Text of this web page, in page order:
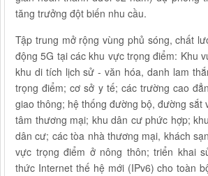
tăng trưởng đột biến nhu cầu.
Tập trung mở rộng vùng phủ sóng, chất
động 5G tại các khu vực trọng điểm: Khu
khu di tích lịch sử - văn hóa, danh lam
trọng điểm; cơ sở y tế; các trường cao
giao thông; hệ thống đường bộ, đường sắt
tâm thương mại; khu dân cư phức hợp;
dân cư; các tòa nhà thương mại, khách
vực trọng điểm ở nông thôn; triển khai
thức Internet thế hệ mới (IPv6) cho toàn